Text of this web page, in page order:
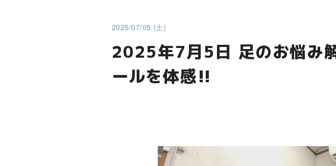
2025/07/05 (土)
2025年7月5日 足のお悩み
ールを体感!!